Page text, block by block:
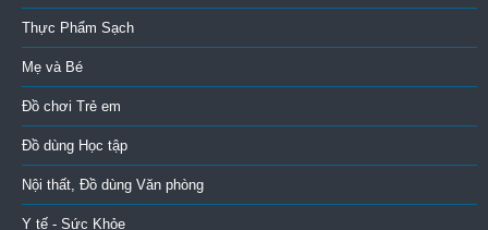
Thực Phẩm Sạch
Mẹ và Bé
Đồ chơi Trẻ em
Đồ dùng Học tập
Nội thất, Đồ dùng Văn phòng
Y tế - Sức Khỏe